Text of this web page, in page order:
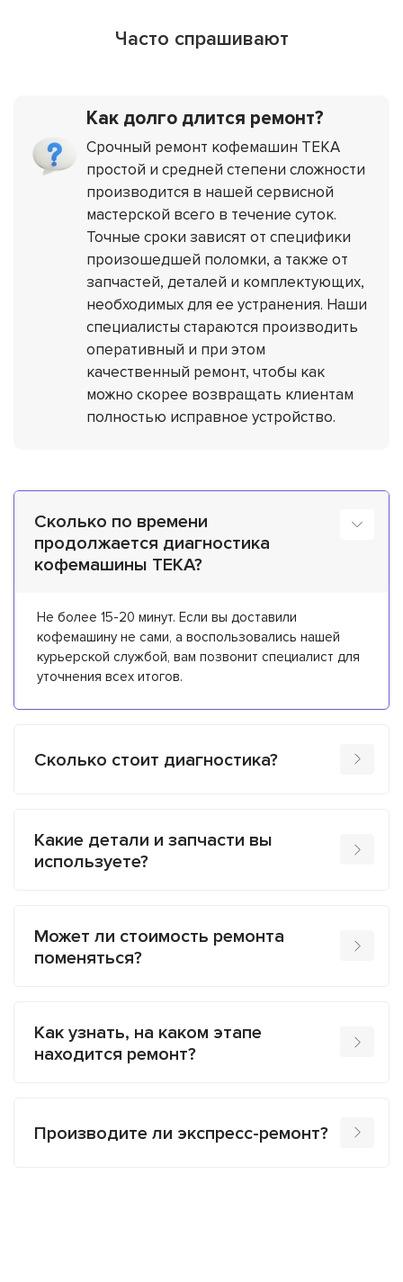
Часто спрашивают
Как долго длится ремонт?
Срочный ремонт кофемашин TEKA
простой и средней степени сложности
производится в нашей сервисной
мастерской всего в течение суток.
Точные сроки зависят от специфики
произошедшей поломки, а также от
запчастей, деталей и комплектующих,
необходимых для ее устранения. Наши
специалисты стараются производить
оперативный и при этом
качественный ремонт, чтобы как
можно скорее возвращать клиентам
полностью исправное устройство.
Сколько по времени
продолжается диагностика
кофемашины TEKA?
Не более 15-20 минут. Если вы доставили
кофемашину не сами, а воспользовались нашей
курьерской службой, вам позвонит специалист для
уточнения всех итогов.
Сколько стоит диагностика?
Какие детали и запчасти вы
используете?
Может ли стоимость ремонта
поменяться?
Как узнать, на каком этапе
находится ремонт?
Производите ли экспресс-ремонт?